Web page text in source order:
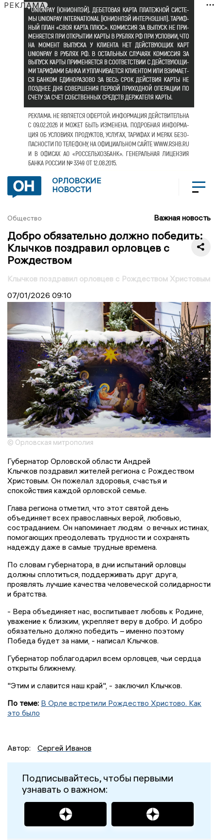
РЕКЛАМА
ОРЛОВСКИЕ
НОВОСТИ
Общество Важная новость
Добро обязательно должно победить:
Клычков поздравил орловцев с
Рождеством
Клычков поздравил орловцев с Рождеством Христовым
07/01/2026 09:10
© Орловская митрополия
Губернатор Орловской области Андрей
Клычков поздравил жителей региона с Рождеством
Христовым. Он пожелал здоровья, счастья и
спокойствия каждой орловской семье.
Глава региона отметил, что этот святой день
объединяет всех православных верой, любовью,
состраданием. Он напоминает людям о вечных истинах,
помогающих преодолевать трудности и сохранять
надежду даже в самые трудные времена.
По словам губернатора, в дни испытаний орловцы
должны сплотиться, поддерживать друг друга,
проявлять лучшие качества человеческой солидарности
и братства.
- Вера объединяет нас, воспитывает любовь к Родине,
уважение к близким, укрепляет веру в добро. И добро
обязательно должно победить – именно поэтому
Победа будет за нами, - написал Клычков.
Губернатор поблагодарил всем орловцев, чьи сердца
открыты ближнему.
"Этим и славится наш край", - заключил Клычков.
По теме: В Орле встретили Рождество Христово. Как
это было
Автор: Сергей Иванов
Подписывайтесь, чтобы первыми
узнавать о важном: